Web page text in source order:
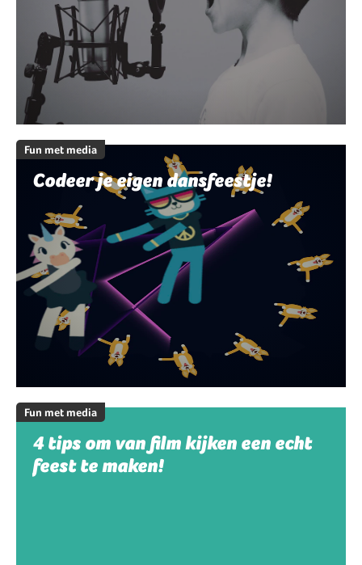
Fun met media
Codeer je eigen dansfeestje!
Fun met media
4 tips om van film kijken een echt
feest te maken!